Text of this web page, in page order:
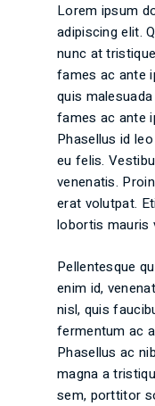
Lorem ipsum
adipiscing elit.
nunc at
fames ac ante
quis
fames ac ante
Phasellus id
eu felis.
venenatis.
erat volutpat.
lobortis mauris
Pellentesque
enim id,
nisl, quis
fermentum ac
Phasellus ac
magna a
sem, porttitor